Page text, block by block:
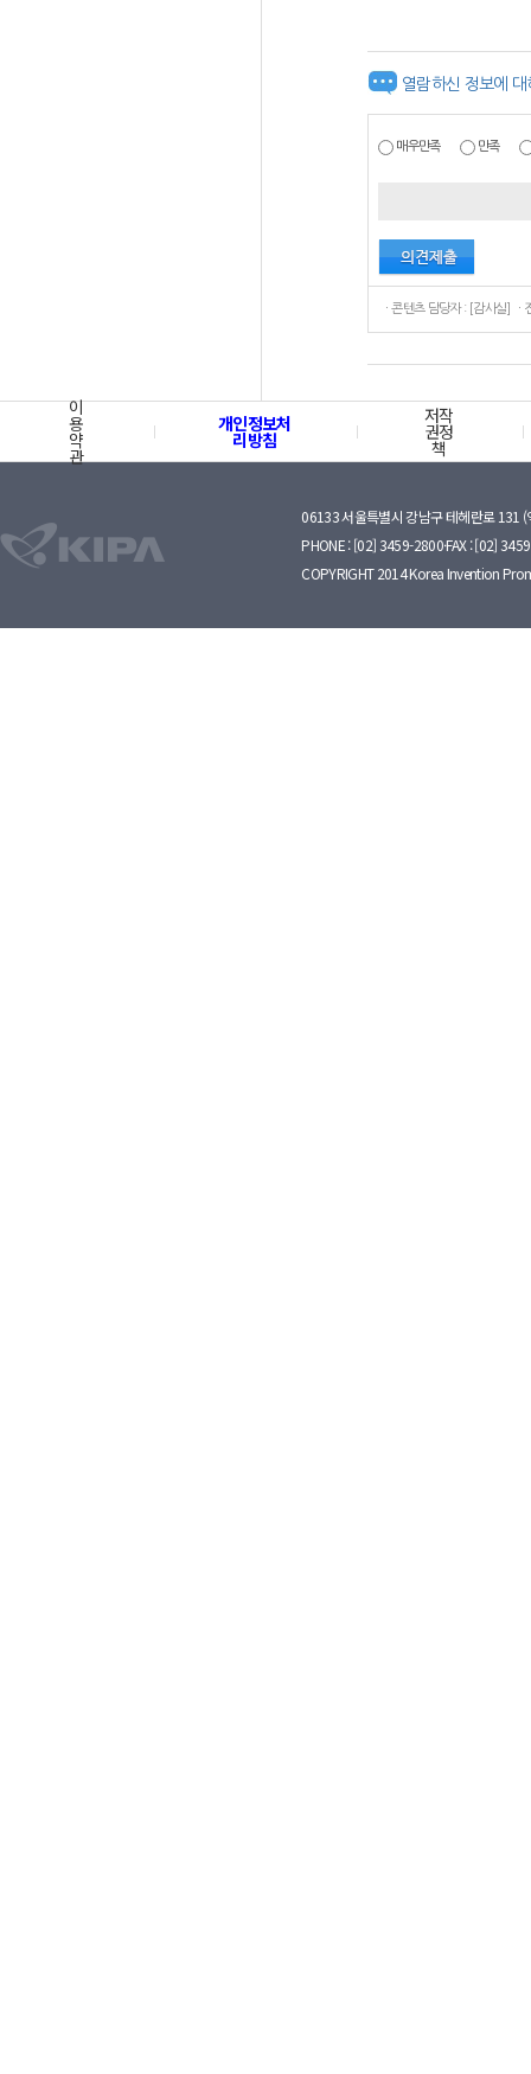
열람하신 정보에
매우만족 만족
ㆍ
이
용
약
관
개인정보처
리방침
저작
권정
책
06133 서울특별시 강남구 테헤란로 131 (
PHONE : [02] 3459-2800·FAX : [02]
COPYRIGHT 2014 Korea Invention